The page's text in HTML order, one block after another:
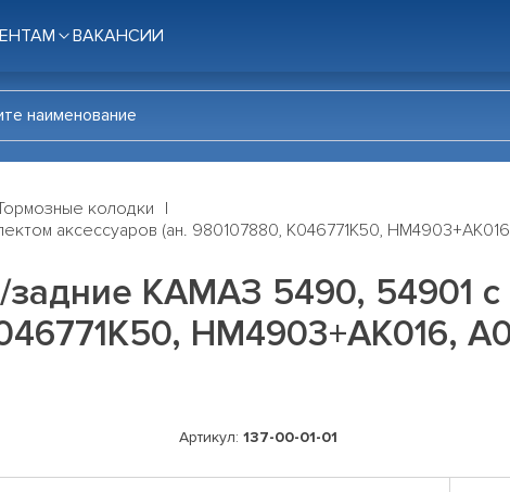
ВАКАНСИИ
колодки
аксессуаров (ан. 980107880, K046771K50,
КАМАЗ 5490, 54901 с
HM4903+AK016,
Артикул: 137-00-01-01